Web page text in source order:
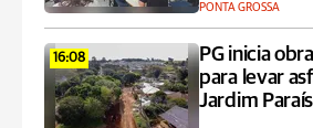
PONTA GROSSA
16:08
PG inicia
para levar
Jardim